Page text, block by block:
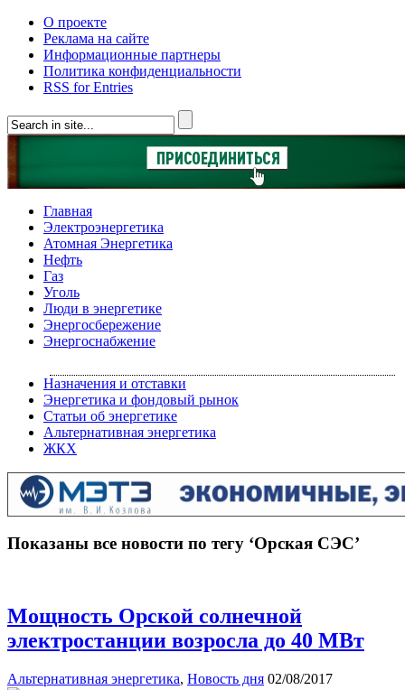
О проекте
Реклама на сайте
Информационные партнеры
Политика конфиденциальности
RSS for Entries
Главная
Электроэнергетика
Атомная Энергетика
Нефть
Газ
Уголь
Люди в энергетике
Энергосбережение
Энергоснабжение
Назначения и отставки
Энергетика и фондовый рынок
Статьи об энергетике
Альтернативная энергетика
ЖКХ
Показаны все новости по тегу ‘Орская СЭС’
Мощность Орской солнечной
электростанции возросла до 40 МВт
Альтернативная энергетика, Новость дня 02/08/2017